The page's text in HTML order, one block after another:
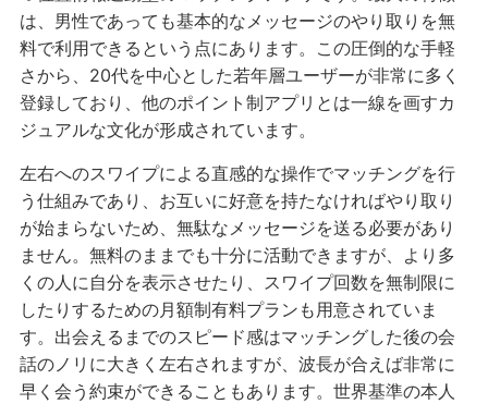
は、男性であっても基本的なメッセージのやり取りを無
料で利用できるという点にあります。この圧倒的な手軽
さから、20代を中心とした若年層ユーザーが非常に多く
登録しており、他のポイント制アプリとは一線を画すカ
ジュアルな文化が形成されています。
左右へのスワイプによる直感的な操作でマッチングを行
う仕組みであり、お互いに好意を持たなければやり取り
が始まらないため、無駄なメッセージを送る必要があり
ません。無料のままでも十分に活動できますが、より多
くの人に自分を表示させたり、スワイプ回数を無制限に
したりするための月額制有料プランも用意されていま
す。出会えるまでのスピード感はマッチングした後の会
話のノリに大きく左右されますが、波長が合えば非常に
早く会う約束ができることもあります。世界基準の本人